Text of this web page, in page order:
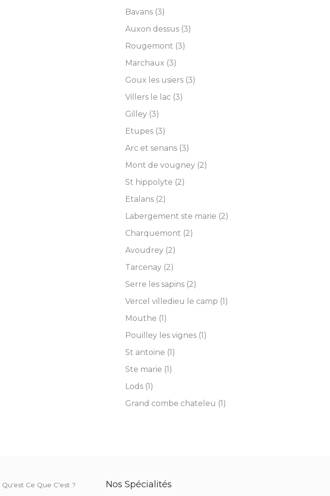
Bavans (3)
Auxon dessus (3)
Rougemont (3)
Marchaux (3)
Goux les usiers (3)
Villers le lac (3)
Gilley (3)
Etupes (3)
Arc et senans (3)
Mont de vougney (2)
St hippolyte (2)
Etalans (2)
Labergement ste marie (2)
Charquemont (2)
Avoudrey (2)
Tarcenay (2)
Serre les sapins (2)
Vercel villedieu le camp (1)
Mouthe (1)
Pouilley les vignes (1)
St antoine (1)
Ste marie (1)
Lods (1)
Grand combe chateleu (1)
Qu'est Ce Que C'est ? Nos Spécialités